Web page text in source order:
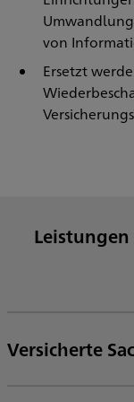
von
Ersetzt
Versicherte